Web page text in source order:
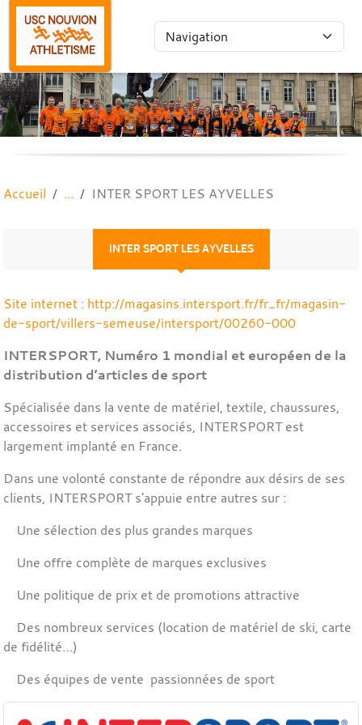
Accueil INTER SPORT LES AYVELLES
INTER SPORT LES AYVELLES
Site internet : http://magasins.intersport.fr/fr_fr/magasin-
de-sport/villers-semeuse/intersport/00260-000
INTERSPORT, Numéro 1 mondial et européen de la
distribution d’articles de sport
Spécialisée dans la vente de matériel, textile, chaussures,
accessoires et services associés, INTERSPORT est
largement implanté en France.
Dans une volonté constante de répondre aux désirs de ses
clients, INTERSPORT s'appuie entre autres sur :
Une sélection des plus grandes marques
Une offre complète de marques exclusives
Une politique de prix et de promotions attractive
Des nombreux services (location de matériel de ski, carte
de fidélité…)
Des équipes de vente passionnées de sport
Panneau de gestion des cookies